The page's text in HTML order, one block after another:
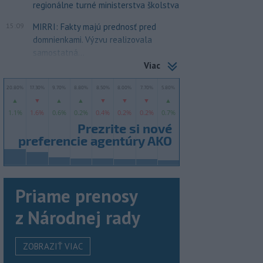
regionálne turné ministerstva školstva
15:09
MIRRI: Fakty majú prednosť pred
domnienkami. Výzvu realizovala
samostatná...
Viac
Priame prenosy
z Národnej rady
ZOBRAZIŤ VIAC